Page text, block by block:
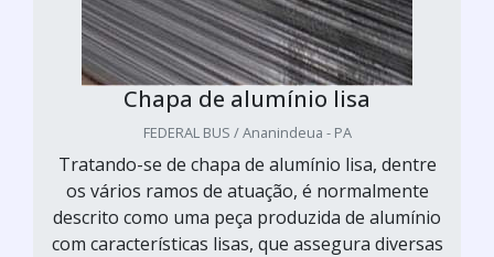
Chapa de alumínio lisa
FEDERAL BUS / Ananindeua - PA
Tratando-se de chapa de alumínio lisa, dentre
os vários ramos de atuação, é normalmente
descrito como uma peça produzida de alumínio
com características lisas, que assegura diversas